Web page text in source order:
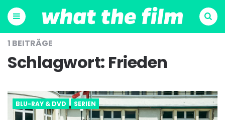
Menu
Suchen
1 BEITRÄGE
Schlagwort: Frieden
BLU-RAY & DVD SERIEN